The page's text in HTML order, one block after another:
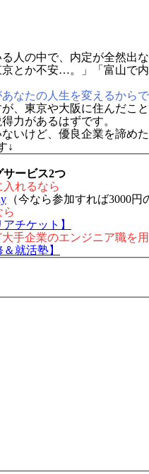
人の中で、内定が全然出
とか不安…。」「富山で
なたの人生を変えるからで
、東京や大阪に住んだこ
力があるはずです。
いけど、優良企業を諦め
↓
サービス2つ
れるなら
（今なら参加すれば3000円
ら
チケット】
手企業のエンジニア職を
就活塾】